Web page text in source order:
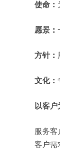
使命：
愿景：
方针：
文化：
以客
服务
客户需